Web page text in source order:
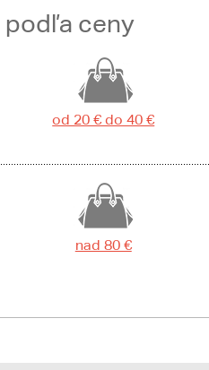
podľa ceny
od 20 € do 40 €
nad 80 €